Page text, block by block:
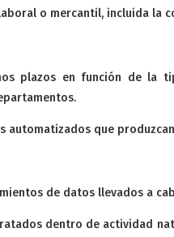
o mercantil, incluida la
plazos en función de
automatizados que
de datos llevados a
dentro de